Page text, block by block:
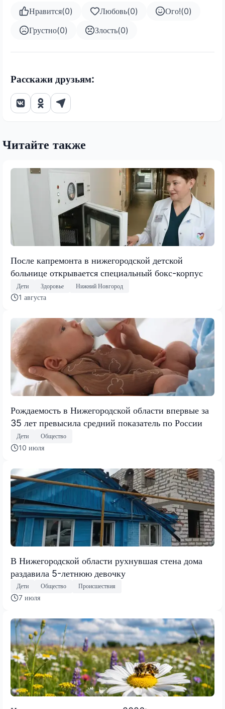
Нравится(0) Любовь(0) Ого!(0)
Грустно(0) Злость(0)
Расскажи друзьям:
Читайте также
После капремонта в нижегородской детской
больнице открывается специальный бокс-корпус
Дети Здоровье Нижний Новгород
1 августа
Рождаемость в Нижегородской области впервые за
35 лет превысила средний показатель по России
Дети Общество
10 июля
В Нижегородской области рухнувшая стена дома
раздавила 5-летнюю девочку
Дети Общество Происшествия
7 июля